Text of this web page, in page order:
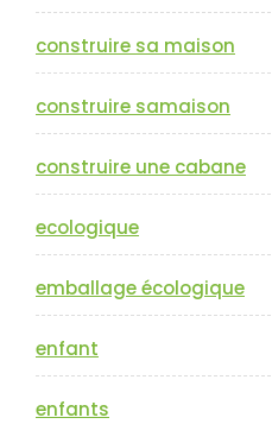
construire sa maison
construire samaison
construire une cabane
ecologique
emballage écologique
enfant
enfants